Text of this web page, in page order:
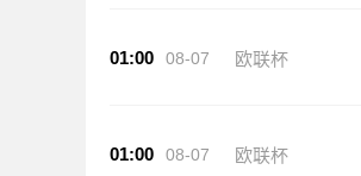
01:00 08-07 欧联杯
01:00 08-07 欧联杯